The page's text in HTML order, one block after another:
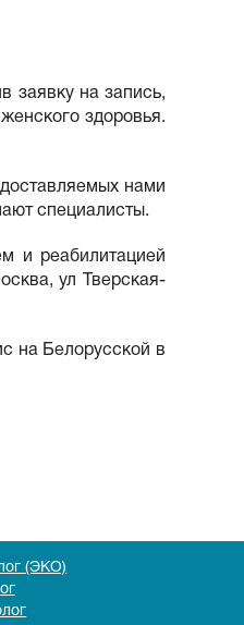
заявку на запись,
здоровья.
нами
специалисты.
и реабилитацией
ул Тверская-
на Белорусской в
(ЭКО)